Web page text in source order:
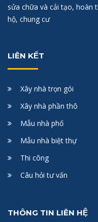
sửa chữa và cải tạo, hoàn
hộ, chung cư
LIÊN KẾT
Xây nhà trọn gói
Xây nhà phần thô
Mẫu nhà phố
Mẫu nhà biệt thự
Thi công
Câu hỏi tư vấn
THÔNG TIN LIÊN HỆ